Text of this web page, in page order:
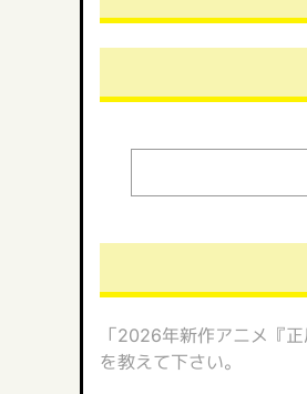
「2026年新作アニメ『
を教えて下さい。